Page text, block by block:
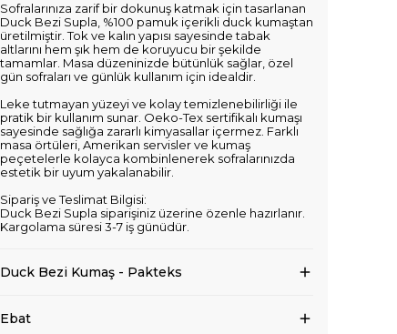
Sofralarınıza zarif bir dokunuş katmak için tasarlanan
Duck Bezi Supla, %100 pamuk içerikli duck kumaştan
üretilmiştir. Tok ve kalın yapısı sayesinde tabak
altlarını hem şık hem de koruyucu bir şekilde
tamamlar. Masa düzeninizde bütünlük sağlar, özel
gün sofraları ve günlük kullanım için idealdir.
Leke tutmayan yüzeyi ve kolay temizlenebilirliği ile
pratik bir kullanım sunar. Oeko-Tex sertifikalı kumaşı
sayesinde sağlığa zararlı kimyasallar içermez. Farklı
masa örtüleri, Amerikan servisler ve kumaş
peçetelerle kolayca kombinlenerek sofralarınızda
estetik bir uyum yakalanabilir.
Sipariş ve Teslimat Bilgisi:
Duck Bezi Supla siparişiniz üzerine özenle hazırlanır.
Kargolama süresi 3-7 iş günüdür.
Duck Bezi Kumaş - Pakteks
Ebat